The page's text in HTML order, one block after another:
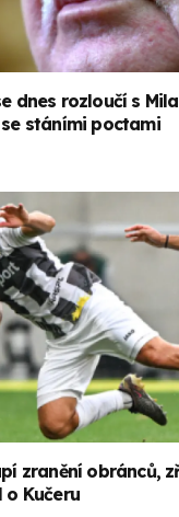
dnes rozloučí s
stáními poctami
zranění obránců,
o Kučeru